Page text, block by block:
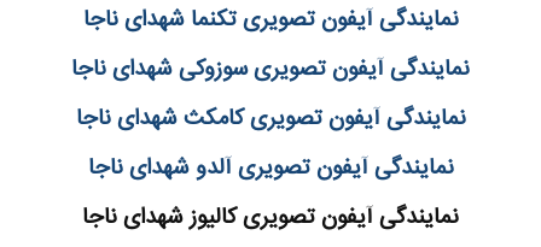
نمایندگی آیفون تصویری تکنما شهدای ناجا
نمایندگی آیفون تصویری سوزوکی شهدای ناجا
نمایندگی آیفون تصویری کامکث شهدای ناجا
نمایندگی آیفون تصویری آلدو شهدای ناجا
نمایندگی آیفون تصویری کالیوز شهدای ناجا